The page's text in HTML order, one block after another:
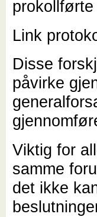
Link
Disse
påvirke
Viktig for
samme
det ikke